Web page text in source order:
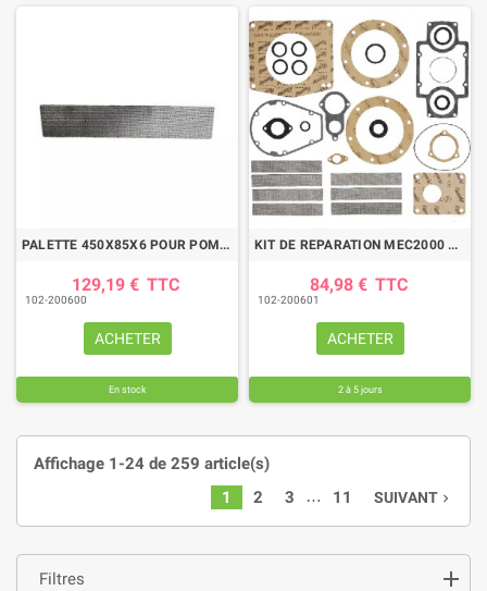
Filtres
PALETTE 450X85X6 POUR POMPE JUROP PR150
129,19 € TTC
102-200600
ACHETER
En stock
KIT DE REPARATION MEC2000 STANDARD
84,98 € TTC
102-200601
ACHETER
2 à 5 jours
Affichage 1-24 de 259 article(s)
1
2 3 … 11 SUIVANT navigate_next